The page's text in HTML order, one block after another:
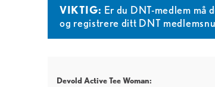
VIKTIG: Er du DNT-medlem må
og registrere ditt DNT
Devold Active Tee Woman: